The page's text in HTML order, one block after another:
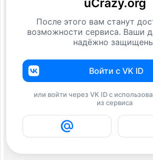
uCrazy.org
После этого вам станут
возможности сервиса. Ваши
надёжно
Войти с VK ID
или войти через VK ID с
из сервиса